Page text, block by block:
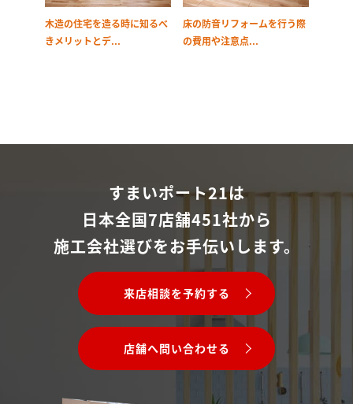
木造の住宅を造る時に知るべ
きメリットとデ...
床の防音リフォームを行う際
の費用や注意点...
すまいポート21は
日本全国7店舗451社から
施工会社選びをお手伝いします。
来店相談を予約する
店舗へ問い合わせる